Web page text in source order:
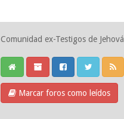
Comunidad ex-Testigos de Jehová
Marcar foros como leídos